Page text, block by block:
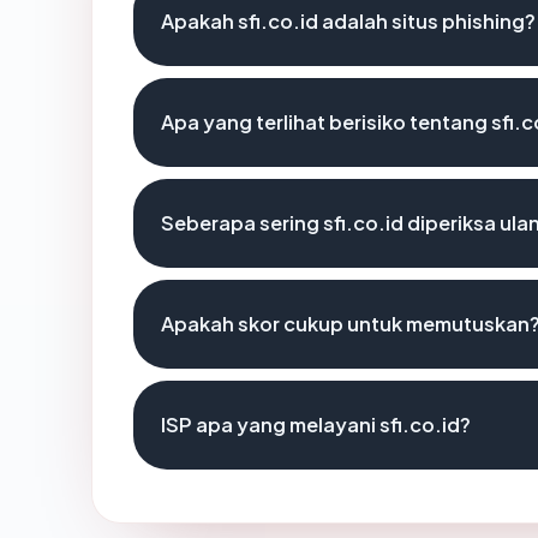
Apakah sfi.co.id adalah situs phishing?
Apa yang terlihat berisiko tentang
Seberapa sering sfi.co.id diperiksa
Apakah skor cukup untuk memutuskan?
ISP apa yang melayani sfi.co.id?